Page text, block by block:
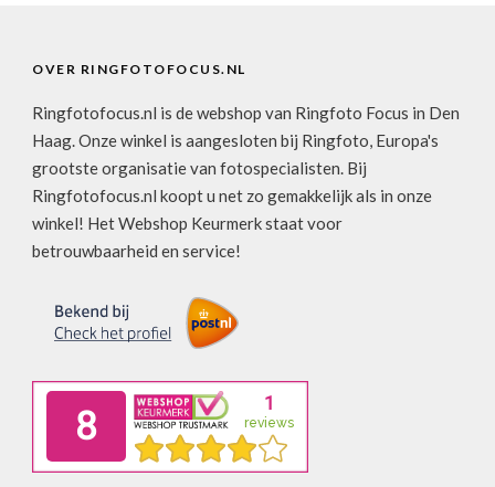
OVER RINGFOTOFOCUS.NL
Ringfotofocus.nl is de webshop van Ringfoto Focus in Den
Haag. Onze winkel is aangesloten bij Ringfoto, Europa's
grootste organisatie van fotospecialisten. Bij
Ringfotofocus.nl koopt u net zo gemakkelijk als in onze
winkel! Het Webshop Keurmerk staat voor
betrouwbaarheid en service!